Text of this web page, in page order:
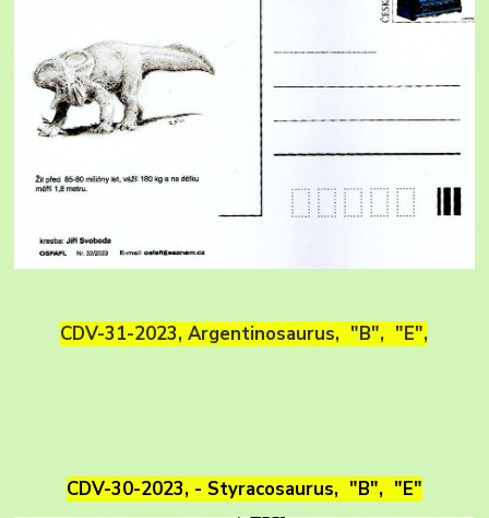
CDV-31-2023, Argentinosaurus, "B", "E",
CDV-30-2023, - Styracosaurus, "B", "E"